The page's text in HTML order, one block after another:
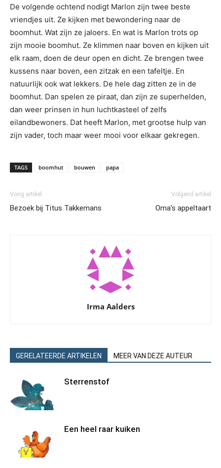
De volgende ochtend nodigt Marlon zijn twee beste
vriendjes uit. Ze kijken met bewondering naar de
boomhut. Wat zijn ze jaloers. En wat is Marlon trots op
zijn mooie boomhut. Ze klimmen naar boven en kijken uit
elk raam, doen de deur open en dicht. Ze brengen twee
kussens naar boven, een zitzak en een tafeltje. En
natuurlijk ook wat lekkers. De hele dag zitten ze in de
boomhut. Dan spelen ze piraat, dan zijn ze superhelden,
dan weer prinsen in hun luchtkasteel of zelfs
eilandbewoners. Dat heeft Marlon, met grootse hulp van
zijn vader, toch maar weer mooi voor elkaar gekregen.
TAGS boomhut bouwen papa
Vorig artikel
Bezoek bij Titus Takkemans
Volgend artikel
Oma’s appeltaart
Irma Aalders
GERELATEERDE ARTIKELEN MEER VAN DEZE AUTEUR
Sterrenstof
Een heel raar kuiken